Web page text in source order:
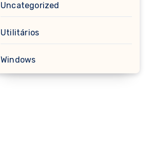
Uncategorized
Utilitários
Windows